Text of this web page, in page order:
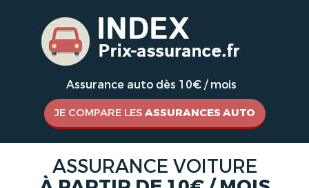
Assurance auto dès 10€ / mois
JE COMPARE LES ASSURANCES AUTO
ASSURANCE VOITURE